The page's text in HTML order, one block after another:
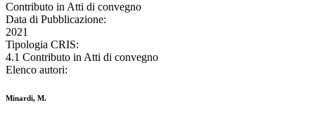
Contributo in Atti di convegno
Data di Pubblicazione:
2021
Tipologia CRIS:
4.1 Contributo in Atti di convegno
Elenco autori:
Minardi, M.